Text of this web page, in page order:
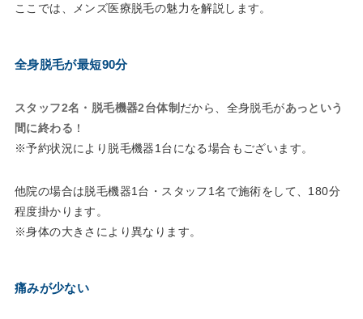
ここでは、メンズ医療脱毛の魅力を解説します。
全身脱毛が最短90分
スタッフ2名・脱毛機器2台体制 だから、全身脱毛があっという
間に終わる ！
※予約状況により脱毛機器1台になる場合もございます。
他院の場合は脱毛機器1台・スタッフ1名で施術をして、180分
程度掛かります。
※身体の大きさにより異なります。
痛みが少ない